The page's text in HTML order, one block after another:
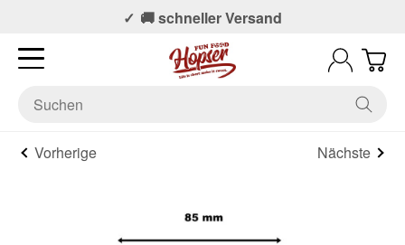
📞 Persönlicher Support🚚 schneller Versand
Vorherige Nächste